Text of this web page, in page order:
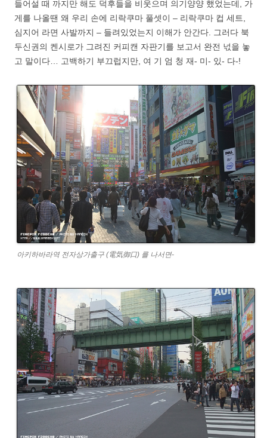
들어설 때 까지만 해도 덕후들을 비웃으며 의기양양 했었는데, 가
게를 나올땐 왜 우리 손에 리락쿠마 풀셋이 – 리락쿠마 컵 세트,
심지어 라면 사발까지 – 들려있었는지 이해가 안간다. 그러다 북
두신권의 켄시로가 그려진 커피캔 자판기를 보고서 완전 넋을 놓
고 말이다… 고백하기 부끄럽지만, 여 기 엄 청 재- 미- 있- 다-!
아키하바라역 전자상가출구 (電気御口) 를 나서면-